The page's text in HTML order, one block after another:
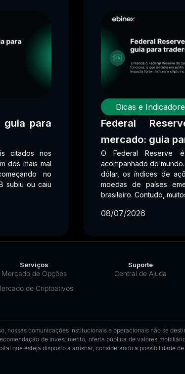
guia para
citados nos
dos mais mal
no
subiu ou caiu
Dicas e
Federal
mercado: guia
O Federal Reserve
acompanhado do
dólar, os índices de
moedas de países
brasileiro. Contudo,
08/07/2026
Serviços
Mercado de Opções
de Criptoativos
Suporte
Central de Ajuda
nossas comunicações institucionais e operacionais não se
de investimento, oferta pública de valores
que esteja disposto a arriscar, considerando a possibilidade de